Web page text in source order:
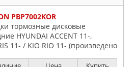
PBP7002KOR
тормозные дисковые
HYUNDAI ACCENT 11-,
11- / KIO RIO 11- (произведено